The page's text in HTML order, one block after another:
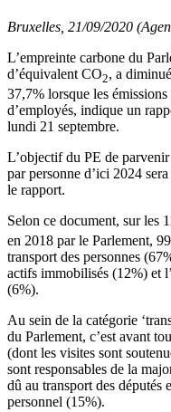
Bruxelles, 21/09/2020
L’empreinte carbone du
d’équivalent CO2, a
37,7% lorsque les
d’employés, indique un
lundi 21 septembre.
L’objectif du PE de
par personne d’ici 2024
le rapport.
Selon ce document, sur les
en 2018 par le Parlement,
transport des personnes
actifs immobilisés (12%) et
(6%).
Au sein de la catégorie
du Parlement, c’est avant
(dont les visites sont
sont responsables de la
dû au transport des députés
personnel (15%).